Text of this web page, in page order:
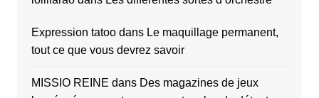
Expression tatoodans Le maquillage permanent,
tout ce que vous devrez savoir
MISSIO REINE dans Des magazines de jeux